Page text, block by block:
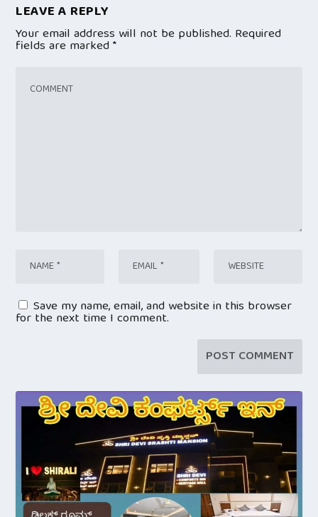
LEAVE A REPLY
Your email address will not be published. Required
fields are marked*
Save my name, email, and website in this browser
for the next time I comment.